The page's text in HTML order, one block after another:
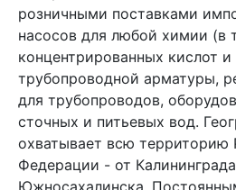
розничными поставками
насосов для любой химии (в
концентрированных кислот
трубопроводной арматуры,
для трубопроводов,
сточных и питьевых вод.
охватывает всю территорию
Федерации - от
Южносахалинска.